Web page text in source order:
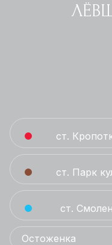
ст.
ст. Парк
ст.
Остоженка